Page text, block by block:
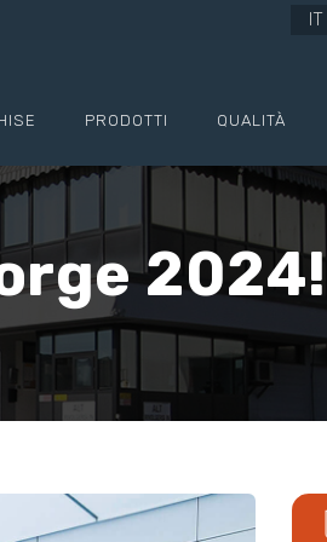
IT
PRODOTTI QUALITÀ
2024!